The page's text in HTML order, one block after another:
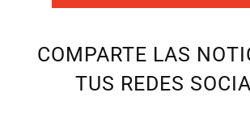
COMPARTE LAS
TUS REDES